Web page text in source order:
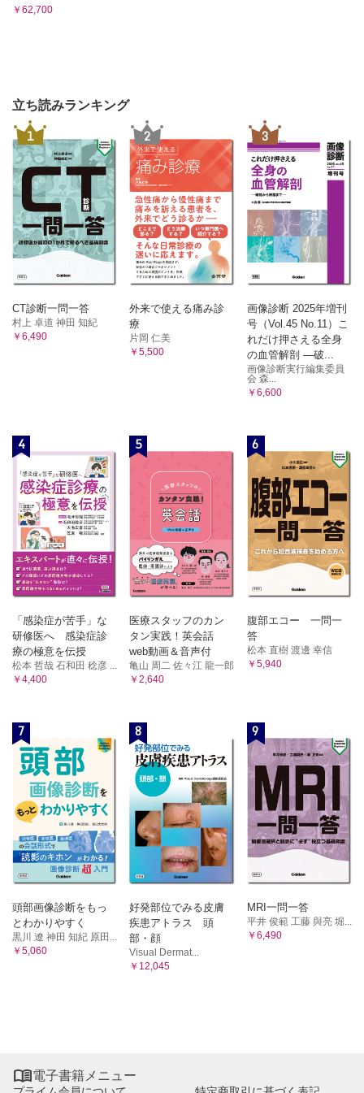
￥62,700
立ち読みランキング
1
CT診断一問一答
村上 卓道 神田 知紀
￥6,490
2
外来で使える痛み診
療
片岡 仁美
￥5,500
3
画像診断 2025年増刊
号（Vol.45 No.11）こ
れだけ押さえる全身
の血管解剖 ―破...
画像診断実行編集委員
会 森...
￥6,600
4
「感染症が苦手」な
研修医へ 感染症診
療の極意を伝授
松本 哲哉 石和田 稔彦 ...
￥4,400
5
医療スタッフのカン
タン実践！英会話
web動画＆音声付
亀山 周二 佐々江 龍一郎
￥2,640
6
腹部エコー 一問一
答
松本 直樹 渡邊 幸信
￥5,940
7
頭部画像診断をもっ
とわかりやすく
黒川 遼 神田 知紀 原田...
￥5,060
8
好発部位でみる皮膚
疾患アトラス 頭
部・顔
Visual Dermat...
￥12,045
9
MRI一問一答
平井 俊範 工藤 與亮 堀...
￥6,490
電子書籍メニュー